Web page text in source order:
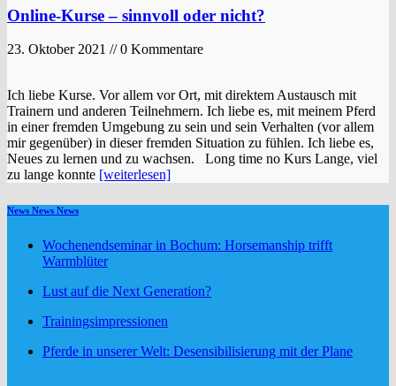
Online-Kurse – sinnvoll oder nicht?
23. Oktober 2021 // 0 Kommentare
Ich liebe Kurse. Vor allem vor Ort, mit direktem Austausch mit
Trainern und anderen Teilnehmern. Ich liebe es, mit meinem Pferd
in einer fremden Umgebung zu sein und sein Verhalten (vor allem
mir gegenüber) in dieser fremden Situation zu fühlen. Ich liebe es,
Neues zu lernen und zu wachsen. Long time no Kurs Lange, viel
zu lange konnte [weiterlesen]
News News News
Wochenendseminar in Bochum: Horsemanship trifft
Warmblüter
Lust auf die Next Generation?
Trainingsimpressionen
Pferde in unserer Welt: Desensibilisierung mit der Plane